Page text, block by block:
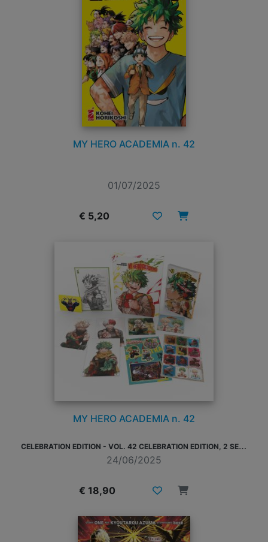
MY HERO ACADEMIA n. 42
01/07/2025
€ 5,20
MY HERO ACADEMIA n. 42
C
ELEBRATION EDITION - VOL. 42 CELEBRATION EDITION, 2 SET DI STICKER, 3 ILLUSTRATION CARD, 2 SOTTOBICCHIERI, 1 CARD DORATA, 1 MINI-SHIKISHI
24/06/2025
€ 18,90